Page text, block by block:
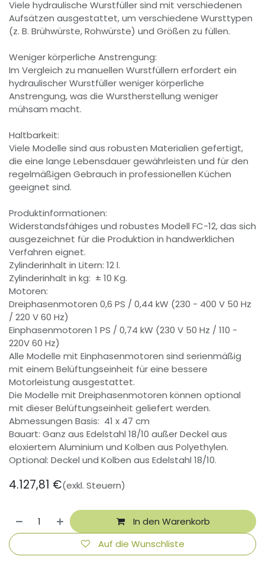
Viele hydraulische Wurstfüller sind mit verschiedenen
Aufsätzen ausgestattet, um verschiedene Wursttypen
(z. B. Brühwürste, Rohwürste) und Größen zu füllen.
Weniger körperliche Anstrengung:
Im Vergleich zu manuellen Wurstfüllern erfordert ein
hydraulischer Wurstfüller weniger körperliche
Anstrengung, was die Wurstherstellung weniger
mühsam macht.
Haltbarkeit:
Viele Modelle sind aus robusten Materialien gefertigt,
die eine lange Lebensdauer gewährleisten und für den
regelmäßigen Gebrauch in professionellen Küchen
geeignet sind.
Produktinformationen:
Widerstandsfähiges und robustes Modell FC-12, das sich
ausgezeichnet für die Produktion in handwerklichen
Verfahren eignet.
Zylinderinhalt in Litern: 12 l.
Zylinderinhalt in kg: ± 10 Kg.
Motoren:
Dreiphasenmotoren 0,6 PS / 0,44 kW (230 - 400 V 50 Hz
/ 220 V 60 Hz)
Einphasenmotoren 1 PS / 0,74 kW (230 V 50 Hz / 110 -
220V 60 Hz)
Alle Modelle mit Einphasenmotoren sind serienmäßig
mit einem Belüftungseinheit für eine bessere
Motorleistung ausgestattet.
Die Modelle mit Dreiphasenmotoren können optional
mit dieser Belüftungseinheit geliefert werden.
Abmessungen Basis: 41 x 47 cm
Bauart: Ganz aus Edelstahl 18/10 außer Deckel aus
eloxiertem Aluminium und Kolben aus Polyethylen.
Optional: Deckel und Kolben aus Edelstahl 18/10.
4.127,81 €(exkl. Steuern)
In den Warenkorb
Auf die Wunschliste